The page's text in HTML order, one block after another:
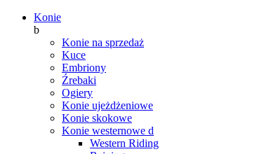
Konie
b
Konie na sprzedaż
Kuce
Embriony
Źrebaki
Ogiery
Konie ujeżdżeniowe
Konie skokowe
Konie westernowe d
Western Riding